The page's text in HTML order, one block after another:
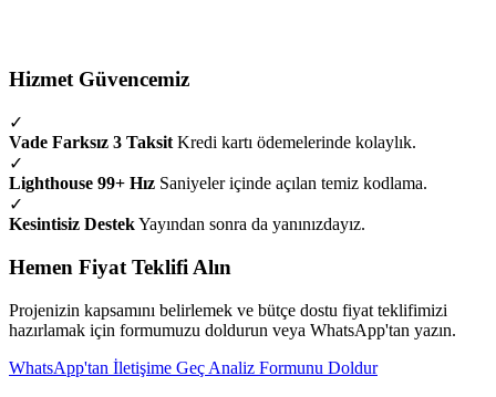
Hizmet Güvencemiz
✓
Vade Farksız 3 Taksit Kredi kartı ödemelerinde kolaylık.
✓
Lighthouse 99+ Hız Saniyeler içinde açılan temiz kodlama.
✓
Kesintisiz DestekYayından sonra da yanınızdayız.
Hemen Fiyat Teklifi Alın
Projenizin kapsamını belirlemek ve bütçe dostu fiyat teklifimizi
hazırlamak için formumuzu doldurun veya WhatsApp'tan yazın.
WhatsApp'tan İletişime Geç Analiz Formunu Doldur